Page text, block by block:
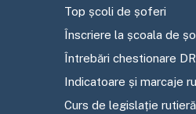
Top școli de șoferi
Înscriere la școala de
Întrebări chestionare
Indicatoare și marcaje
Curs de legislație rutieră